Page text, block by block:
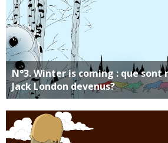
N°3. Winter is coming : que sont
Jack London devenus?